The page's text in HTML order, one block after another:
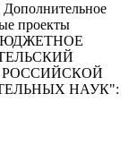
Дополнительное
проекты
НАУК":